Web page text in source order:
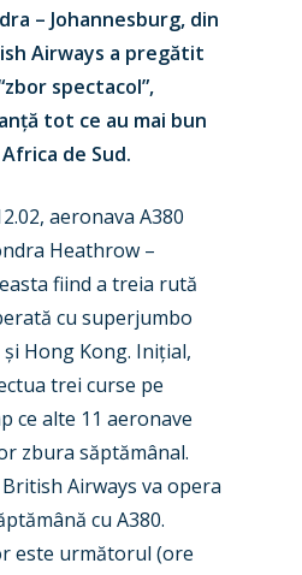
– Johannesburg, din
Airways a pregătit
spectacol”,
tot ce au mai bun
de Sud.
aeronava A380
Heathrow –
fiind a treia rută
cu superjumbo
Hong Kong. Inițial,
trei curse pe
ce alte 11 aeronave
zbura săptămânal.
Airways va opera
cu A380.
este următorul (ore